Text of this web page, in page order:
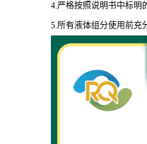
4.严格按照说明书中标明
5.所有液体组分使用前充